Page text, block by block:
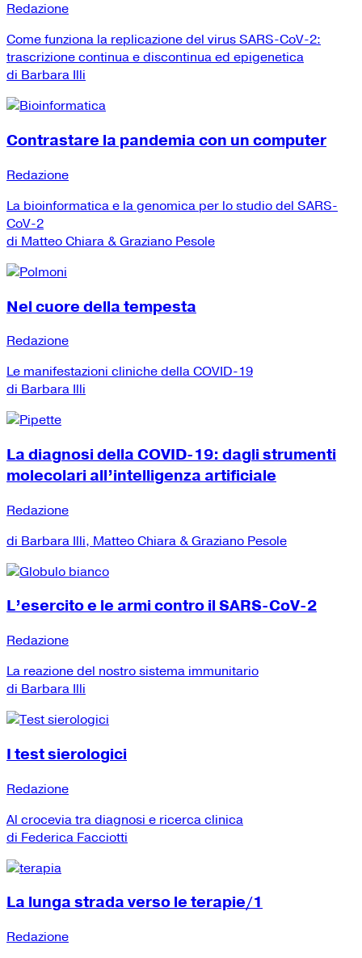
Redazione
Come funziona la replicazione del virus SARS-CoV-2:
trascrizione continua e discontinua ed epigenetica
di Barbara Illi
Contrastare la pandemia con un computer
Redazione
La bioinformatica e la genomica per lo studio del SARS-
CoV-2
di Matteo Chiara & Graziano Pesole
Nel cuore della tempesta
Redazione
Le manifestazioni cliniche della COVID-19
di Barbara Illi
La diagnosi della COVID-19: dagli strumenti
molecolari all’intelligenza artificiale
Redazione
di Barbara Illi, Matteo Chiara & Graziano Pesole
L’esercito e le armi contro il SARS-CoV-2
Redazione
La reazione del nostro sistema immunitario
di Barbara Illi
I test sierologici
Redazione
Al crocevia tra diagnosi e ricerca clinica
di Federica Facciotti
La lunga strada verso le terapie/1
Redazione